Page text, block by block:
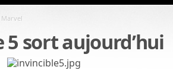
sort aujourd’hui